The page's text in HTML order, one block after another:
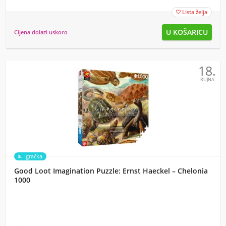
 Lista želja
Cijena dolazi uskoro
18.
RUJNA
Igračka
Good Loot Imagination Puzzle: Ernst Haeckel – Chelonia
1000